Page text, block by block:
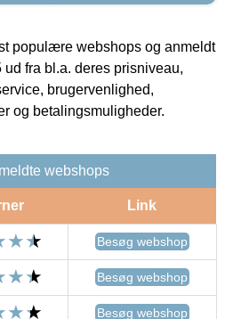
populære webshops og anmeldt
fra bl.a. deres prisniveau,
brugervenlighed,
og betalingsmuligheder.
webshops
Link
Besøg webshop
Besøg webshop
Besøg webshop